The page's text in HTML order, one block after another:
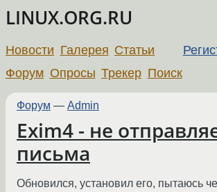
LINUX.ORG.RU
Новости Галерея Статьи
Форум Опросы Трекер Поиск
Форум — Admin
Exim4 - не
письма
Обновился, установил его, пытаюсь